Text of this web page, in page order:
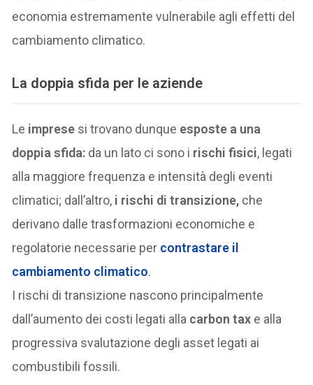
economia estremamente vulnerabile agli effetti del
cambiamento climatico.
La doppia sfida per le aziende
Le imprese si trovano dunque esposte a una
doppia sfida: da un lato ci sono i rischi fisici, legati
alla maggiore frequenza e intensità degli eventi
climatici; dall’altro, i rischi di transizione, che
derivano dalle trasformazioni economiche e
regolatorie necessarie per contrastare il
cambiamento climatico.
I rischi di transizione nascono principalmente
dall’aumento dei costi legati alla carbon tax e alla
progressiva svalutazione degli asset legati ai
combustibili fossili.